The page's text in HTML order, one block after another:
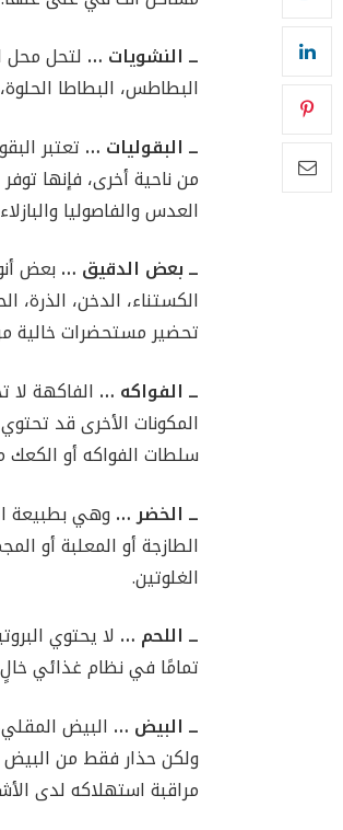
ــ النشويات … لتحل محل
البطاطس، البطاطا
ــ البقوليات … تعتبر
من ناحية أخرى، فإنها
العدس والفاصوليا
ــ بعض الدقيق … بعض
الكستناء، الدخن،
تحضير مستحضرات خالية من
ــ الفواكه … الفاكهة
المكونات الأخرى قد
سلطات الفواكه أو الكعك
ــ الخضر… وهي بطبيعة
الطازجة أو المعلبة أو
الغلوتين.
ــ اللحم … لا يحتوي
تمامًا في نظام غذائي
ــ البيض … البيض
ولكن حذار فقط من البيض
مراقبة استهلاكه لدى